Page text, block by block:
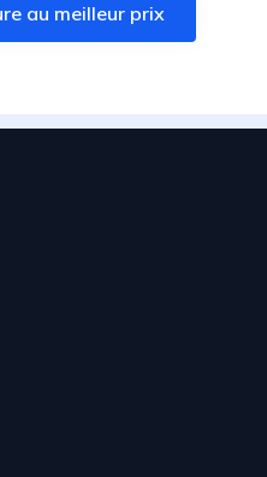
à Colombes
à
au meilleur prix